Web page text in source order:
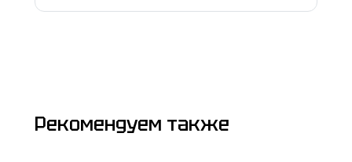
Рекомендуем также